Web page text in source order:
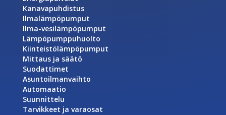
Kanavapuhdistus
Ilmalämpöpumput
Ilma-vesilämpöpumput
Lämpöpumppuhuolto
Kiinteistölämpöpumput
Mittaus ja säätö
Suodattimet
Asuntoilmanvaihto
Automaatio
Suunnittelu
Tarvikkeet ja varaosat